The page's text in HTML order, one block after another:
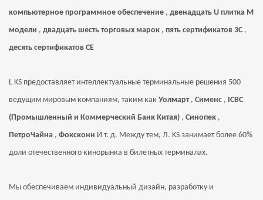
компьютерное программное обеспечение , двенадцать U плитка M
модели , двадцать шесть торговых марок , пять сертификатов 3C ,
десять сертификатов CE
L KS предоставляет интеллектуальные терминальные решения 500
ведущим мировым компаниям, таким как Уолмарт , Сименс , ICBC
(Промышленный и Коммерческий Банк Китая) , Синопек ,
ПетроЧайна , Фоксконн И т. д. Между тем, Л. KS занимает более 60%
доли отечественного кинорынка в билетных терминалах.
Мы обеспечиваем индивидуальный дизайн, разработку и